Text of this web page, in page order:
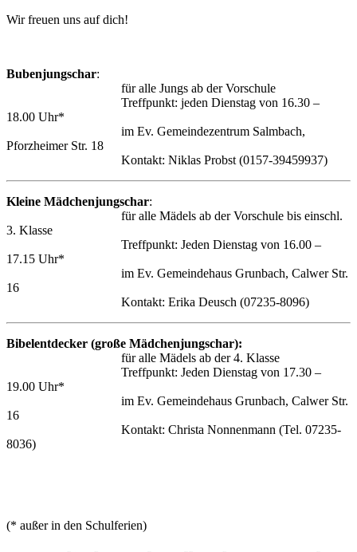
Wir freuen uns auf dich!
Bubenjungschar:
für alle Jungs ab der Vorschule
Treffpunkt: jeden Dienstag von 16.30 –
18.00 Uhr*
im Ev. Gemeindezentrum Salmbach,
Pforzheimer Str. 18
Kontakt: Niklas Probst (0157-39459937)
Kleine Mädchenjungschar:
für alle Mädels ab der Vorschule bis einschl.
3. Klasse
Treffpunkt: Jeden Dienstag von 16.00 –
17.15 Uhr*
im Ev. Gemeindehaus Grunbach, Calwer Str.
16
Kontakt: Erika Deusch (07235-8096)
Bibelentdecker (große Mädchenjungschar):
für alle Mädels ab der 4. Klasse
Treffpunkt: Jeden Dienstag von 17.30 –
19.00 Uhr*
im Ev. Gemeindehaus Grunbach, Calwer Str.
16
Kontakt: Christa Nonnenmann (Tel. 07235-
8036)
(* außer in den Schulferien)